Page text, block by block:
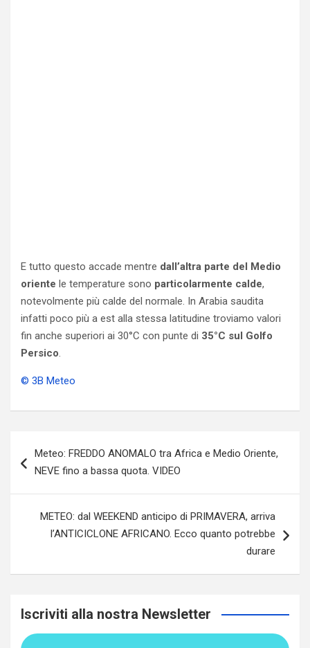
E tutto questo accade mentre dall’altra parte del Medio
oriente le temperature sono particolarmente calde,
notevolmente più calde del normale. In Arabia saudita
infatti poco più a est alla stessa latitudine troviamo valori
fin anche superiori ai 30°C con punte di 35°C sul Golfo
Persico.
© 3B Meteo
articoli
Meteo: FREDDO ANOMALO tra Africa e Medio Oriente,
NEVE fino a bassa quota. VIDEO
METEO: dal WEEKEND anticipo di PRIMAVERA, arriva
l’ANTICICLONE AFRICANO. Ecco quanto potrebbe
durare
Iscriviti alla nostra Newsletter